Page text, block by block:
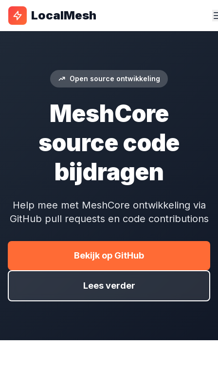
LocalMesh
Open source ontwikkeling
MeshCore
source code
bijdragen
Help mee met MeshCore ontwikkeling via
GitHub pull requests en code contributions
Bekijk op GitHub
Lees verder